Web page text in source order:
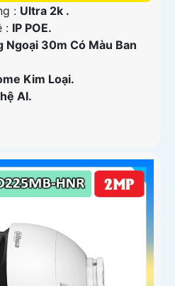
: Ultra 2k .
: IP POE.
Ngoại 30m Có Màu Ban
Kim Loại.
AI.